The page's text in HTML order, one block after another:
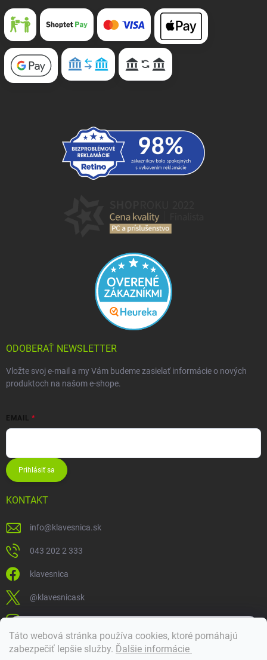
Táto webová stránka používa cookies, ktoré pomáhajú
zabezpečiť lepšie služby. Ďalšie informácie
ODOBERAŤ NEWSLETTER
Vložte svoj e-mail a my Vám budeme zasielať informácie o nových
produktoch na našom e-shope.
EMAIL
Prihlásiť sa
KONTAKT
info@klavesnica.sk
043 202 2 333
klavesnica
@klavesnicask
klavesnica_sk
Dobrý deň! 👋 Pomôžem vám nájsť správny diel. Napíšte mi.